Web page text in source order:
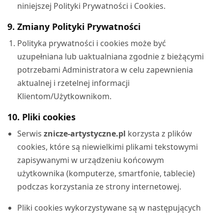
niniejszej Polityki Prywatności i Cookies.
9. Zmiany Polityki Prywatności
Polityka prywatności i cookies może być
uzupełniana lub uaktualniana zgodnie z bieżącymi
potrzebami Administratora w celu zapewnienia
aktualnej i rzetelnej informacji
Klientom/Użytkownikom.
10. Pliki cookies
Serwisznicze-artystyczne.pl korzysta z plików
cookies, które są niewielkimi plikami tekstowymi
zapisywanymi w urządzeniu końcowym
użytkownika (komputerze, smartfonie, tablecie)
podczas korzystania ze strony internetowej.
Pliki cookies wykorzystywane są w następujących